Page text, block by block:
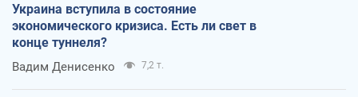
Украина вступила в состояние
экономического кризиса. Есть ли свет в
конце туннеля?
Вадим Денисенко 7,2 т.